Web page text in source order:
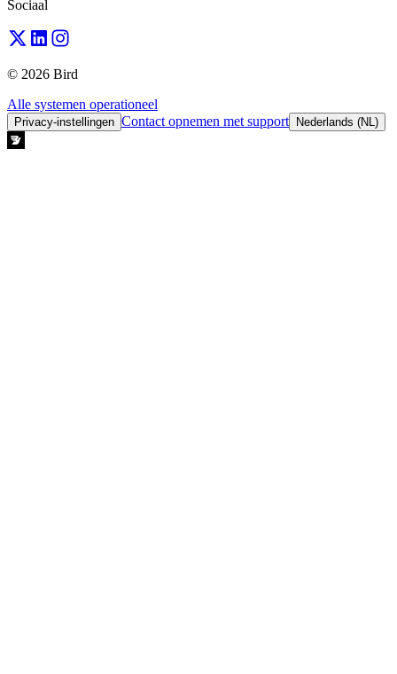
Sociaal
© 2026 Bird
Alle systemen operationeel
Privacy-instellingen Contact opnemen met support Nederlands (NL)